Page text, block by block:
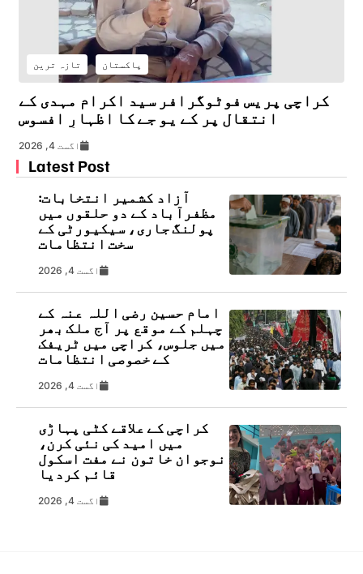
پاکستان تازہ ترین
کراچی پریس فوٹوگرافر سید اکرام مہدی کے
انتقال پر کے یو جے کا اظہارِ افسوس
اگست 4, 2026
Latest Post
آزاد کشمیر انتخابات:
مظفرآباد کے دو حلقوں میں
پولنگ جاری، سیکیورٹی کے
سخت انتظامات
اگست 4, 2026
امام حسین رضی اللہ عنہ کے
چہلم کے موقع پر آج ملک بھر
میں جلوس، کراچی میں ٹریفک
کے خصوصی انتظامات
اگست 4, 2026
کراچی کے علاقے کٹی پہاڑی
میں امید کی نئی کرن،
نوجوان خاتون نے مفت اسکول
قائم کردیا
اگست 4, 2026